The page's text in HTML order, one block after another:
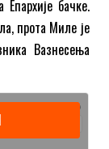
бачке.
прота Миле је
Вазнесења